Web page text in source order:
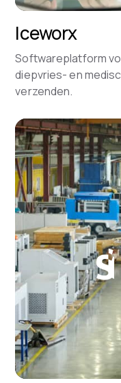
Iceworx
Softwareplatform
diepvries- en
verzenden.